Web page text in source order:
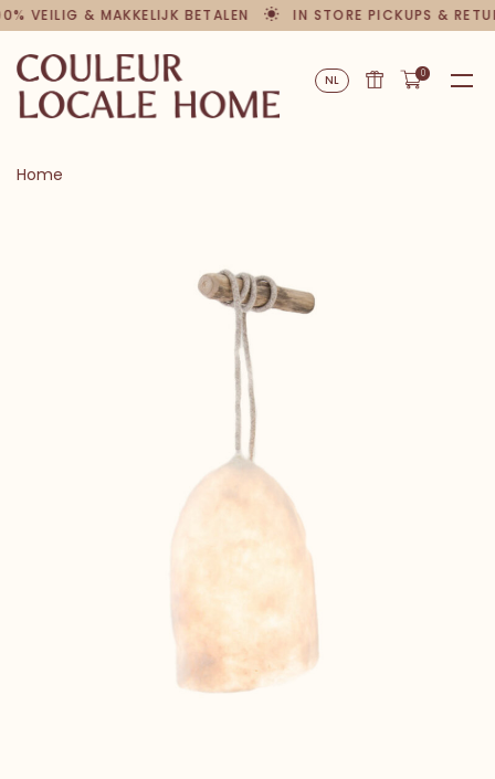
& MAKKELIJK BETALEN IN STORE PICKUPS & RETURNS
NL 0
Home